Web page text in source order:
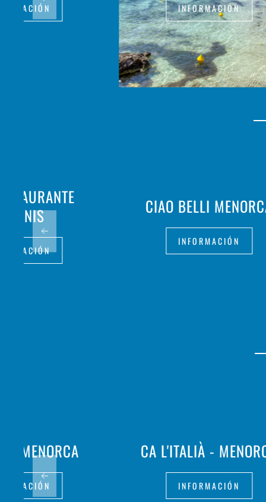
INFORMACIÓN
CIAO BELLI
INFORMACIÓN
CA L'ITALIÀ -
INFORMACIÓN
MENORCA